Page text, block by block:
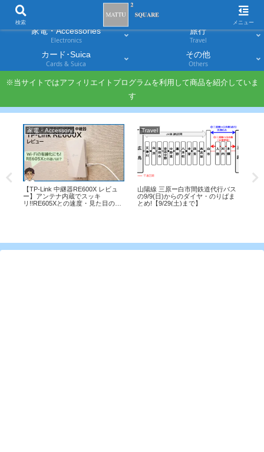
家電・Accessories
Electronics
旅行
Travel
カード･Suica
Cards & Suica
その他
Others
※当サイトではアフィリエイトプログラムを利用して商品を紹介していま
す
家電・Accessory
【TP-Link 中継器RE600X レビュ
ー】アンテナ内蔵でスッキ
リ!!RE605Xとの速度・見た目の違
Travel
山陽線 三原ー白市間鉄道代行バス
の9/9(日)からのダイヤ・のりばま
とめ!【9/29(土)まで】
検索 メニュー